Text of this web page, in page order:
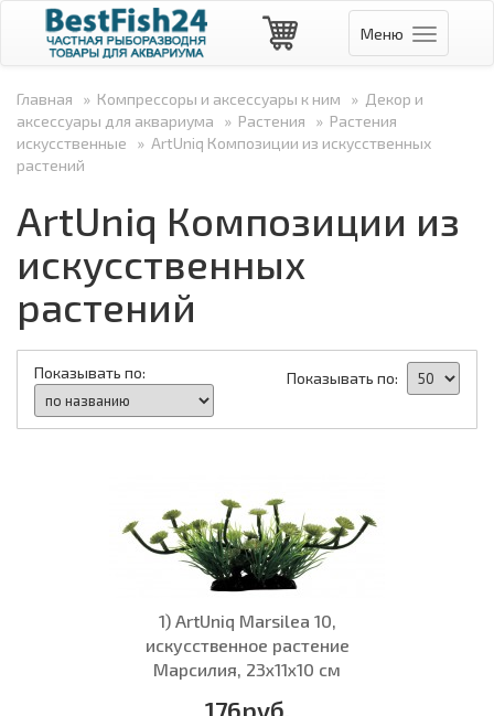
Меню
Главная » Компрессоры и аксессуары к ним » Декор и
аксессуары для аквариума » Растения » Растения
искусственные » ArtUniq Композиции из искусственных
растений
ArtUniq Композиции из
искусственных
растений
Показывать по:
Показывать по:
1) ArtUniq Marsilea 10,
искусственное растение
Марсилия, 23x11x10 см
176руб.